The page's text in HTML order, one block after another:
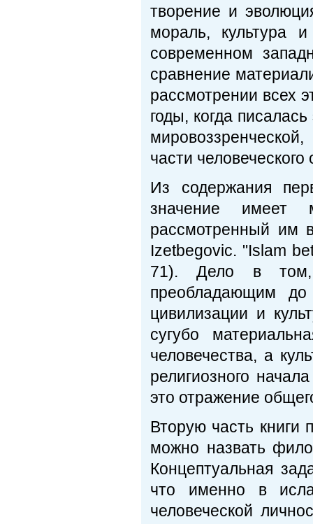
творение и
мораль, культура
современном
сравнение
рассмотрении всех
годы, когда
части
Из содержания
значение имеет
рассмотренный им
Izetbegovic. "Islam
71). Дело в том,
преобладающим до
цивилизации и
сугубо
человечества, а
религиозного
это отражение
Вторую часть книги
можно назвать
Концептуальная
что именно в
человеческой